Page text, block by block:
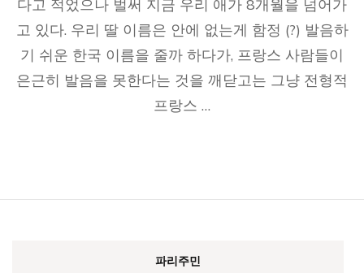
다고 적었으나 벌써 지금 우리 애가 8개월을 넘어가
고 있다. 우리 딸 이름은 안에 없는게 함정 (?) 발음하
기 쉬운 한국 이름을 줄까 하다가, 프랑스 사람들이
은근히 발음을 못한다는 것을 깨닫고는 그냥 전형적
프랑스 …
파리주민